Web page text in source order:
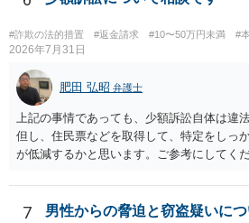
した。 そこから、撮影するまで暇なので顔
欲しい、住んでいる都道府県と区を教えて
言ったやり取りをしていました。 というや
（わいせつ行為）の疑いがあります。18歳
能です。
#詐欺の法的措置 #返金請求 #10〜50万円未満 #
2026年7月31日
肥田 弘昭 弁護士
上記の事情であっても、少額訴訟自体は違
但し、住民票などを取得して、特定をしっ
が低減するかと思います。ご参考にしてくだ
7 男性からの脅迫と窃盗疑いに